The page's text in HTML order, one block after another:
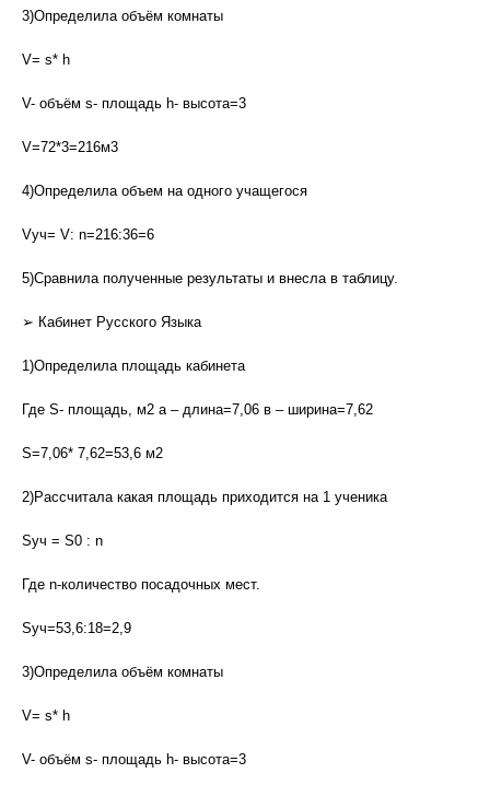
3)Определила объём комнаты
V= s* h
V- объём s- площадь h- высота=3
V=72*3=216м3
4)Определила объем на одного учащегося
Vуч= V: n=216:36=6
5)Сравнила полученные результаты и внесла в таблицу.
➢ Кабинет Русского Языка
1)Определила площадь кабинета
Где S- площадь, м2 а – длина=7,06 в – ширина=7,62
S=7,06* 7,62=53,6 м2
2)Рассчитала какая площадь приходится на 1 ученика
Sуч = S0 : n
Где n-количество посадочных мест.
Sуч=53,6:18=2,9
3)Определила объём комнаты
V= s* h
V- объём s- площадь h- высота=3